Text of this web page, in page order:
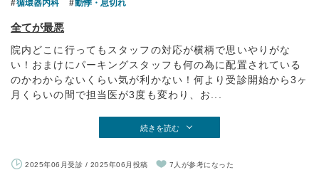
循環器内科 動悸・息切れ
全てが最悪
院内どこに行ってもスタッフの対応が横柄で思いやりがな
い！おまけにパーキングスタッフも何の為に配置されている
のかわからないくらい気が利かない！何より受診開始から3ヶ
月くらいの間で担当医が3度も変わり、お...
続きを読む
2025年06月受診 / 2025年06月投稿 7人が参考になった